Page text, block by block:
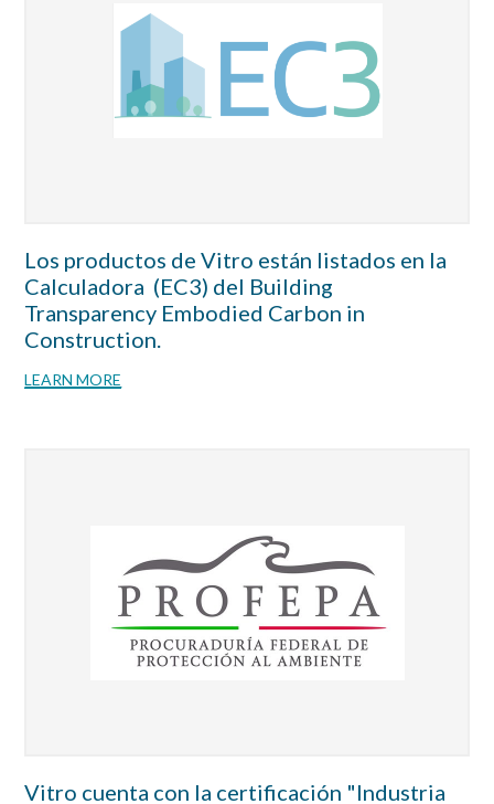
Los productos de Vitro están listados en la
Calculadora (EC3) del Building
Transparency Embodied Carbon in
Construction.
LEARN MORE
Vitro cuenta con la certificación "Industria